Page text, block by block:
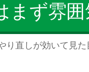
まず雰
直しが効いて見